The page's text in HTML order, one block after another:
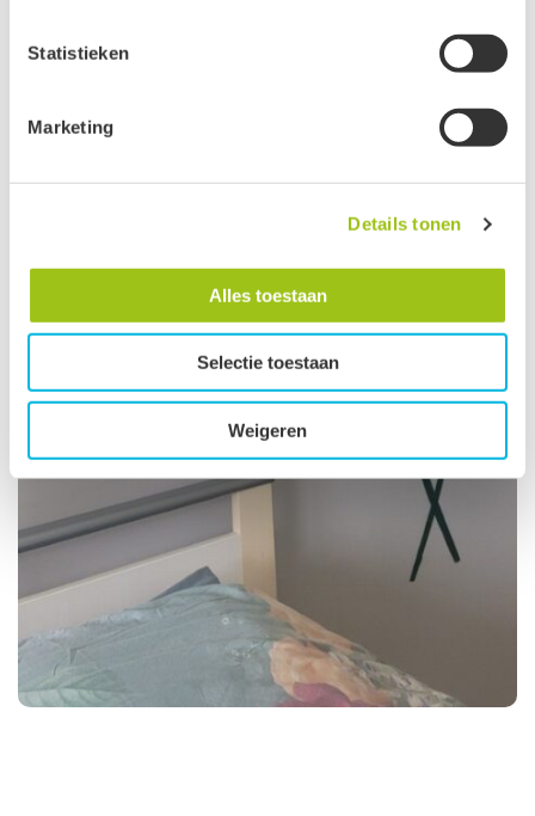
Je kunt jouw toestemming ten alle tijden intrekken via de
Statistieken
Marketing
Details tonen
Alles toestaan
Selectie toestaan
Weigeren